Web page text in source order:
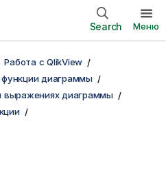
Search Меню
Работа с QlikView
диаграммы
выражениях диаграммы